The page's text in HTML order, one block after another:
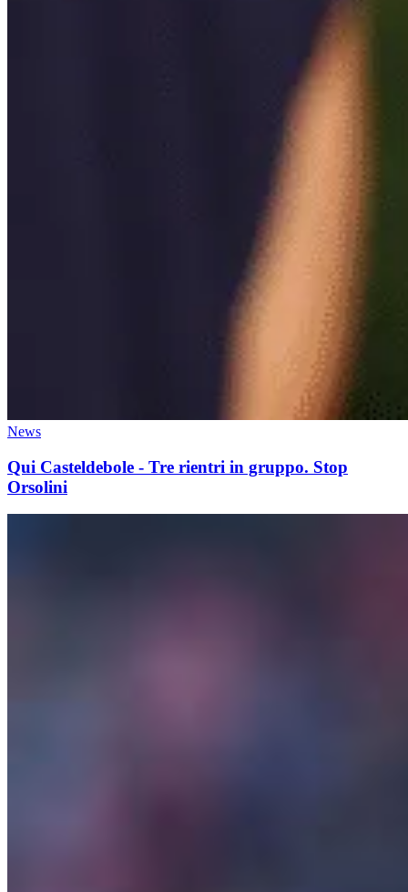
News
Qui Casteldebole - Tre rientri in gruppo. Stop
Orsolini